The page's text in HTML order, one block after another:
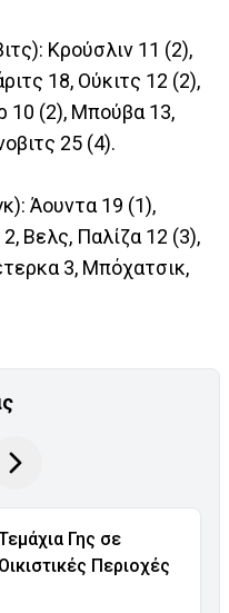
Κρούσλιν 11 (2),
18, Ούκιτς 12 (2),
10 (2), Μπούβα 13,
25 (4).
Άουντα 19 (1),
Βελς, Παλίζα 12 (3),
3, Μπόχατσικ,
Γης σε
Οικιστικές Περιοχές